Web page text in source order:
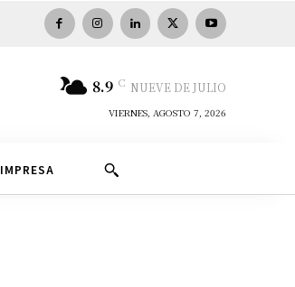
8.9 C NUEVE DE JULIO
VIERNES, AGOSTO 7, 2026